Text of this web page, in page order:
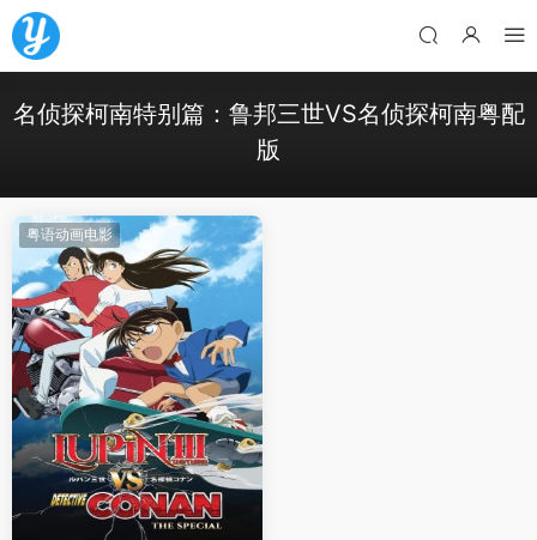
名侦探柯南特别篇：鲁邦三世VS名侦探柯南粤配
版
粤语动画电影